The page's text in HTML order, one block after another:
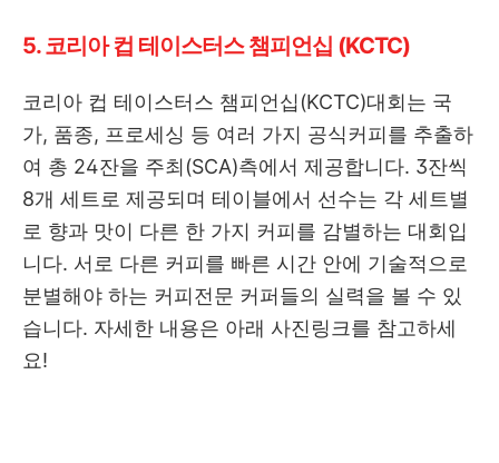
5. 코리아 컵 테이스터스 챔피언십 (KCTC)
코리아 컵 테이스터스 챔피언십(KCTC)대회는 국
가, 품종, 프로세싱 등 여러 가지 공식커피를 추출하
여 총 24잔을 주최(SCA)측에서 제공합니다. 3잔씩
8개 세트로 제공되며 테이블에서 선수는 각 세트별
로 향과 맛이 다른 한 가지 커피를 감별하는 대회입
니다. 서로 다른 커피를 빠른 시간 안에 기술적으로
분별해야 하는 커피전문 커퍼들의 실력을 볼 수 있
습니다. 자세한 내용은 아래 사진링크를 참고하세
요!